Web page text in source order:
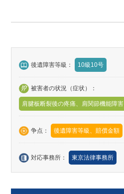
後遺障害等級： 10級10号
被害者の状況（症状）：
肩腱板断裂後の疼痛、肩関節機能障害
争点： 後遺障害等級、賠償金額
対応事務所： 東京法律事務所